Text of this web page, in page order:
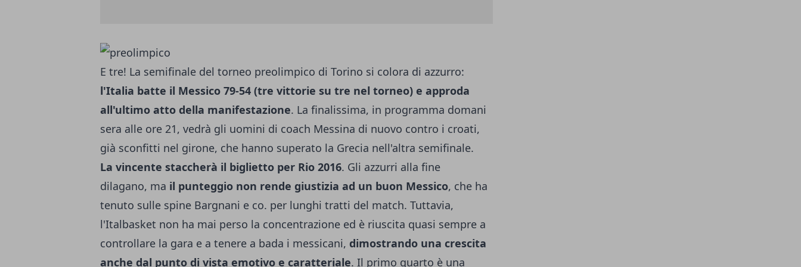
E tre! La semifinale del torneo preolimpico di Torino si colora di azzurro:
l'Italia batte il Messico 79-54 (tre vittorie su tre nel torneo) e approda
all'ultimo atto della manifestazione. La finalissima, in programma domani
sera alle ore 21, vedrà gli uomini di coach Messina di nuovo contro i croati,
già sconfitti nel girone, che hanno superato la Grecia nell'altra semifinale.
La vincente staccherà il biglietto per Rio 2016. Gli azzurri alla fine
dilagano, ma il punteggio non rende giustizia ad un buon Messico, che ha
tenuto sulle spine Bargnani e co. per lunghi tratti del match. Tuttavia,
l'Italbasket non ha mai perso la concentrazione ed è riuscita quasi sempre a
controllare la gara e a tenere a bada i messicani, dimostrando una crescita
anche dal punto di vista emotivo e caratteriale. Il primo quarto è una